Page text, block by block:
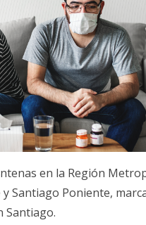
en la Región
Santiago Poniente,
Santiago.